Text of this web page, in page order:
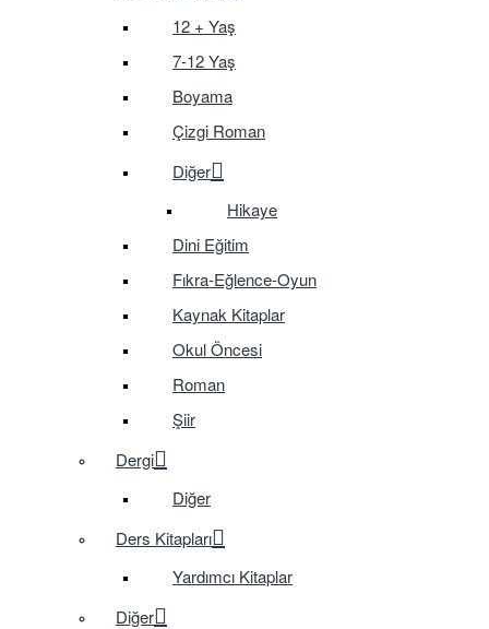
12 + Yaş
7-12 Yaş
Boyama
Çizgi Roman
Diğer
Hikaye
Dini Eğitim
Fıkra-Eğlence-Oyun
Kaynak Kitaplar
Okul Öncesi
Roman
Şiir
Dergi
Diğer
Ders Kitapları
Yardımcı Kitaplar
Diğer